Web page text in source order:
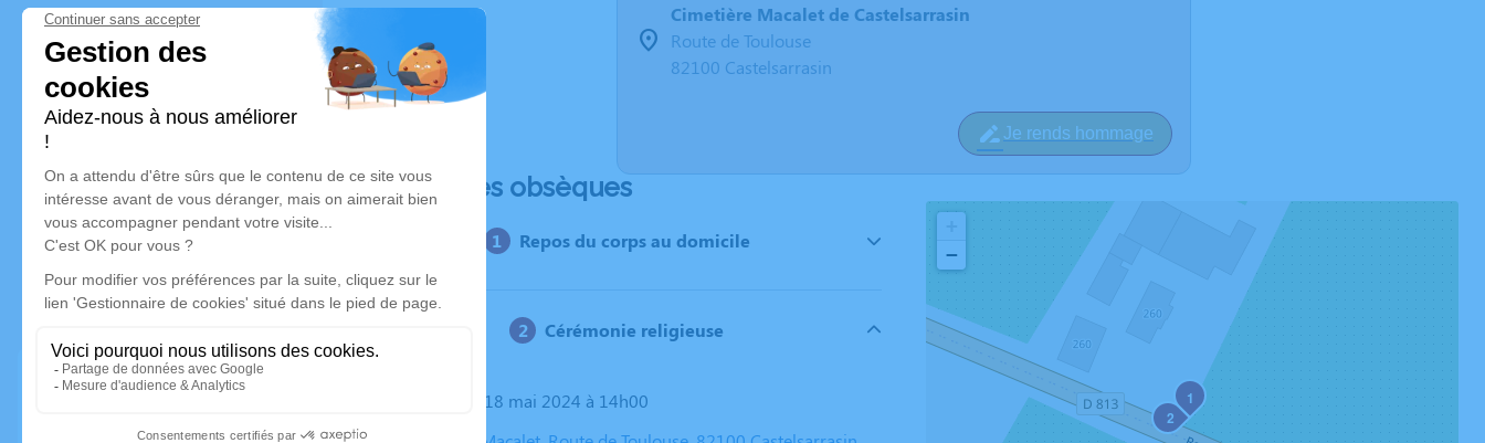
Cimetière Macalet de Castelsarrasin
Route de Toulouse
82100 Castelsarrasin
Je rends hommage
Déroulé des obsèques
Repos du corps au domicile
Cérémonie religieuse
Le samedi 18 mai 2024 à 14h00
1
2
−